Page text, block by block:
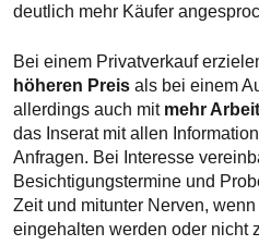
deutlich mehr Käufer
Bei einem Privatverkauf
höheren Preis als bei einem
allerdings auch mit mehr Arbeit
das Inserat mit allen
Anfragen. Bei Interesse
Besichtigungstermine und
Zeit und mitunter Nerven,
eingehalten werden oder nicht